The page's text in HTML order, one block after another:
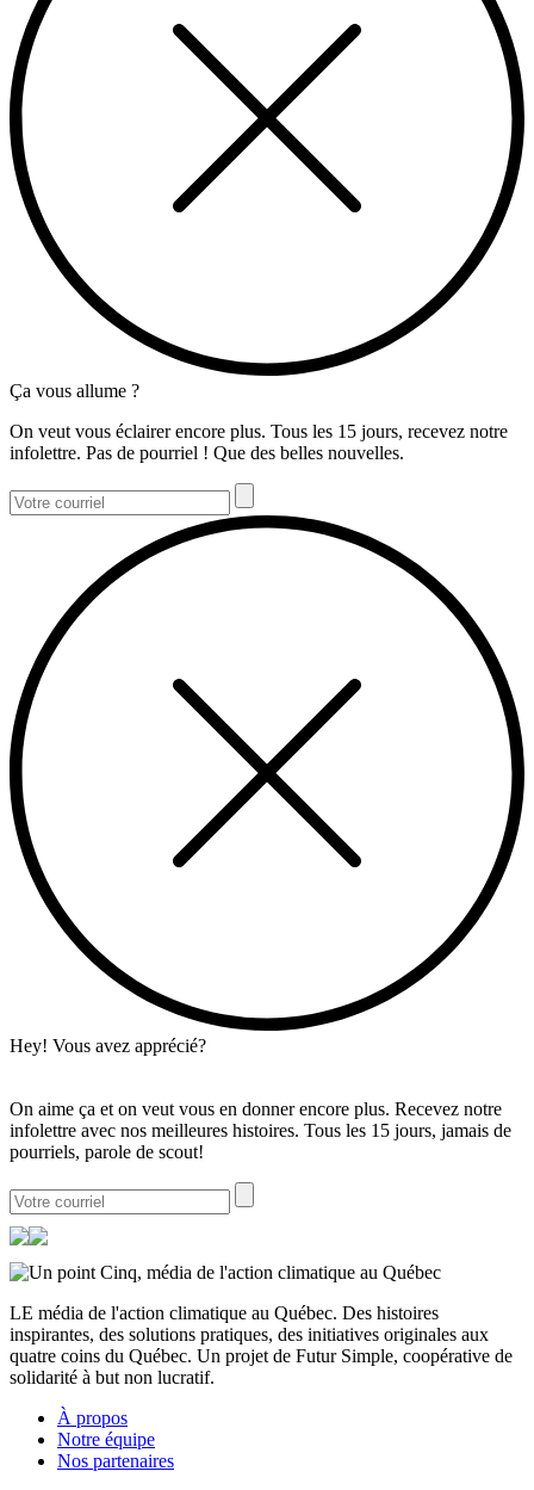
Ça vous allume ?
On veut vous éclairer encore plus. Tous les 15 jours, recevez notre
infolettre. Pas de pourriel ! Que des belles nouvelles.
Hey! Vous avez apprécié?
On aime ça et on veut vous en donner encore plus. Recevez notre
infolettre avec nos meilleures histoires. Tous les 15 jours, jamais de
pourriels, parole de scout!
LE média de l'action climatique au Québec. Des histoires
inspirantes, des solutions pratiques, des initiatives originales aux
quatre coins du Québec. Un projet de Futur Simple, coopérative de
solidarité à but non lucratif.
À propos
Notre équipe
Nos partenaires